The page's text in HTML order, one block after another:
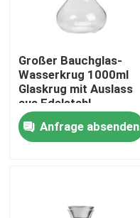
Zu Hause
Produkte
Großer Bauchglas-
Wasserkrug 1000ml
Glaskrug mit Auslass
aus Edelstahl
Anfrage absenden